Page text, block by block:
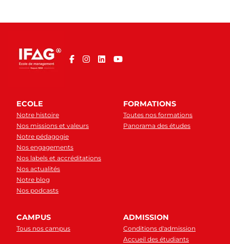
ECOLE
Notre histoire
Nos missions et valeurs
Notre pédagogie
Nos engagements
Nos labels et accréditations
Nos actualités
Notre blog
Nos podcasts
FORMATIONS
Toutes nos formations
Panorama des études
CAMPUS
Tous nos campus
ADMISSION
Conditions d'admission
Accueil des étudiants